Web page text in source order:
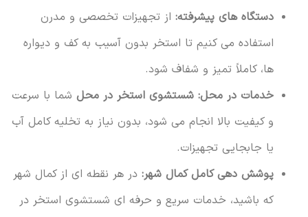
دستگاه های پیشرفته:از تجهیزات تخصصی و مدرن
استفاده می کنیم تا استخر بدون آسیب به کف و دیواره
ها، کاملاً تمیز و شفاف شود.
خدمات در محل: شستشوی استخر در محلشما با سرعت
و کیفیت بالا انجام می شود، بدون نیاز به تخلیه کامل آب
یا جابجایی تجهیزات.
پوشش دهی کامل کمال شهر:در هر نقطه ای از کمال شهر
که باشید، خدمات سریع و حرفه ای شستشوی استخر در